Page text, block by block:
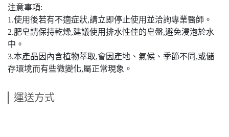
注意事項:
1.使用後若有不適症狀,請立即停止使用並洽詢專業醫師。
2.肥皂請保持乾燥,建議使用排水性佳的皂盤,避免浸泡於水
中。
3.本產品因內含植物萃取,會因產地、氣候、季節不同,或儲
存環境而有些微變化,屬正常現象。
運送方式